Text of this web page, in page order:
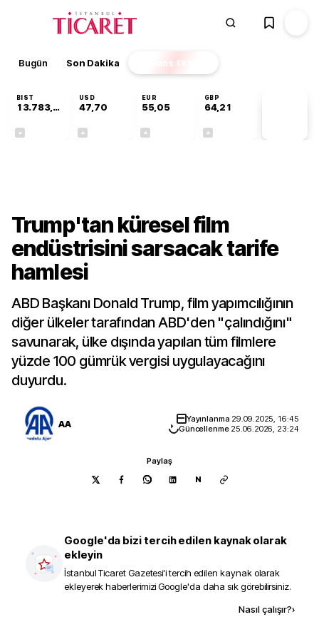
Bugün Son Dakika Finans EKSTRA
BIST
13.783,99
USD
47,70
EUR
55,05
GBP
64,21
Trump'tan küresel film
endüstrisini sarsacak tarife
hamlesi
ABD Başkanı Donald Trump, film yapımcılığının
diğer ülkeler tarafından ABD'den "çalındığını"
savunarak, ülke dışında yapılan tüm filmlere
yüzde 100 gümrük vergisi uygulayacağını
duyurdu.
AA Yayınlanma 29.09.2025, 16:45
Güncellenme 25.06.2026, 23:24
Paylaş
N
Google'da bizi tercih edilen kaynak olarak
ekleyin
İstanbul Ticaret Gazetesi'i tercih edilen kaynak olarak
ekleyerek haberlerimizi Google'da daha sık görebilirsiniz.
Nasıl çalışır?›